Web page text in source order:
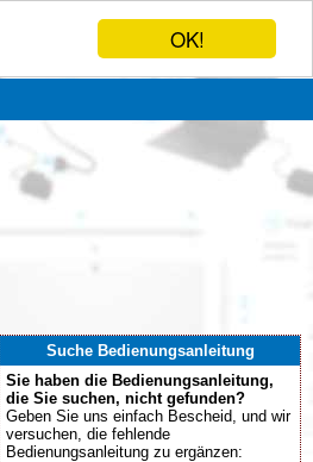
OK!
Suche Bedienungsanleitung
Sie haben die Bedienungsanleitung,
die Sie suchen, nicht gefunden?
Geben Sie uns einfach Bescheid, und wir
versuchen, die fehlende
Bedienungsanleitung zu ergänzen: